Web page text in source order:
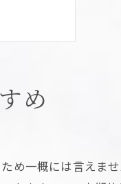
め
め一概には言えま